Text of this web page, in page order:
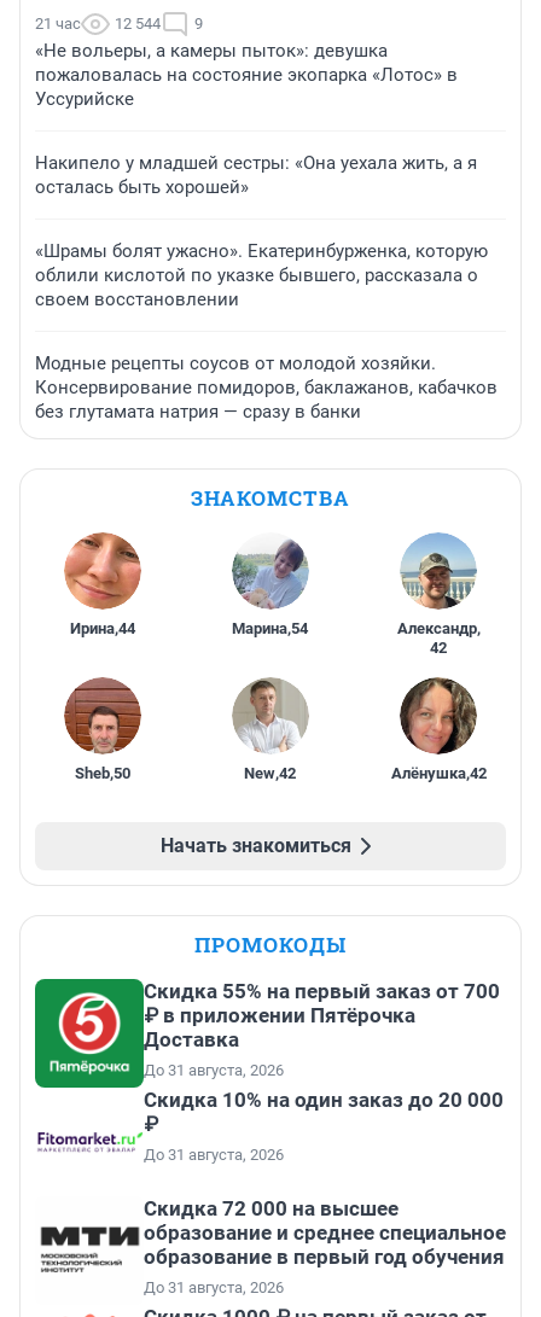
21 час 12 544 9
«Не вольеры, а камеры пыток»: девушка
пожаловалась на состояние экопарка «Лотос» в
Уссурийске
Накипело у младшей сестры: «Она уехала жить, а я
осталась быть хорошей»
«Шрамы болят ужасно». Екатеринбурженка, которую
облили кислотой по указке бывшего, рассказала о
своем восстановлении
Модные рецепты соусов от молодой хозяйки.
Консервирование помидоров, баклажанов, кабачков
без глутамата натрия — сразу в банки
ЗНАКОМСТВА
Ирина,44 Марина,54 Александр,
42
Sheb,50 New,42 Алёнушка,42
Начать знакомиться
ПРОМОКОДЫ
Скидка 55% на первый заказ от 700
₽ в приложении Пятёрочка
Доставка
До 31 августа, 2026
Скидка 10% на один заказ до 20 000
₽
До 31 августа, 2026
Скидка 72 000 на высшее
образование и среднее специальное
образование в первый год обучения
До 31 августа, 2026